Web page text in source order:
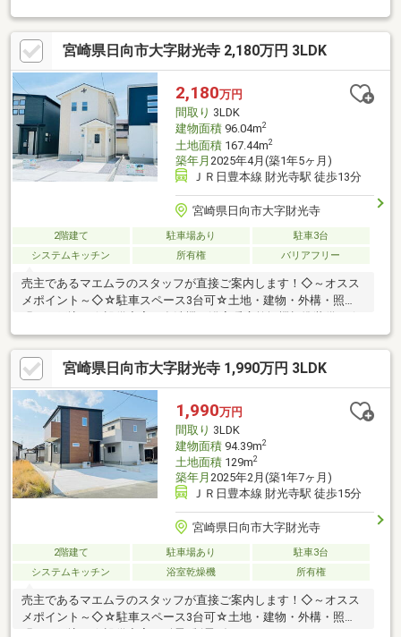
家族との会話も弾むカウンターキッチン☆全居室収納付きでお部
屋広々♪☆住宅瑕疵担保責任保険、地盤保証、しろあり保証、ア
フターサービス付き◇～周辺環境～◇☆財光寺南小学校 徒歩7
分／財光寺中学校 徒歩24分☆マルイチ財光寺店 徒歩13分【ご
見学のご予約・お問い合わせ方法】☆TEL『0982-20-5489』まで
お電話、または『見学予約する(無料)』からお気軽にお問い合わ
せください。
宮崎県日向市大字財光寺 2,180万円 3LDK
2,180万円
間取り 3LDK
建物面積96.04m2
土地面積167.44m2
築年月 2025年4月(築1年5ヶ月)
ＪＲ日豊本線 財光寺駅 徒歩13分
宮崎県日向市大字財光寺
2階建て 駐車場あり
駐車3台
システムキッチン
所有権 バリアフリー
売主であるマエムラのスタッフが直接ご案内します！◇～オスス
メポイント～◇☆駐車スペース3台可☆土地・建物・外構・照
家族との会話も弾むカウンターキッチン☆全居室収納付きでお部
屋広々♪☆住宅瑕疵担保責任保険、地盤保証、しろあり保証付◇
～周辺環境～◇☆財光寺南小学校 徒歩7分／財光寺中学校 徒
歩24分☆マルイチ財光寺店 徒歩13分【ご見学のご予約・お問い
合わせ方法】☆TEL『0982-20-5489』までお電話、または『見学
予約する(無料)』からお気軽にお問い合わせください。
宮崎県日向市大字財光寺 1,990万円 3LDK
1,990万円
間取り 3LDK
建物面積94.39m2
土地面積129m2
築年月 2025年2月(築1年7ヶ月)
ＪＲ日豊本線 財光寺駅 徒歩15分
宮崎県日向市大字財光寺
2階建て 駐車場あり
駐車3台
システムキッチン
浴室乾燥機 所有権
売主であるマエムラのスタッフが直接ご案内します！◇～オスス
メポイント～◇☆駐車スペース3台可☆土地・建物・外構・照